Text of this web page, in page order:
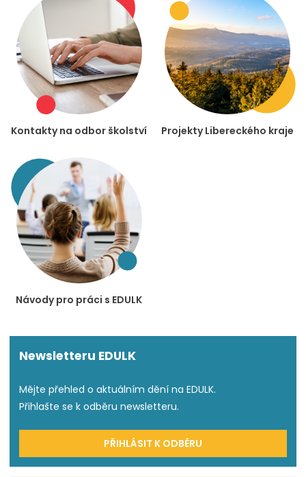
Kontakty na odbor školství Projekty Libereckého kraje
Návody pro práci s EDULK
Newsletteru EDULK
Mějte přehled o aktuálním dění na EDULK.
Přihlašte se k odběru newsletteru.
PŘIHLÁSIT K ODBĚRU